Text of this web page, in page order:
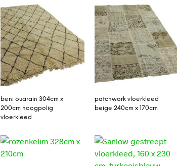
beni ouarain 304cm x
200cm hoogpolig
vloerkleed
patchwork vloerkleed
beige 240cm x 170cm